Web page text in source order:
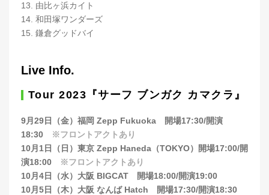
13. 由比ヶ浜カイト
14. 和田塚ワンダーズ
15. 鎌倉グッドバイ
Live Info.
Tour 2023『サーフ ブンガク カマクラ』
9月29日（金）福岡 Zepp Fukuoka 開場17:30/開演
18:30
※フロントアクトあり
10月1日（日）東京 Zepp Haneda（TOKYO）開場17:00/開
演18:00
※フロントアクトあり
10月4日（水）大阪 BIGCAT 開場18:00/開演19:00
10月5日（木）大阪 なんば Hatch 開場17:30/開演18:30